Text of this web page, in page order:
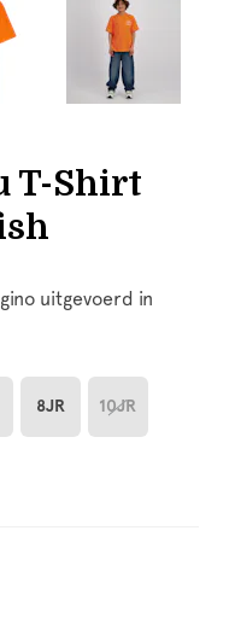
T-Shirt
uitgevoerd in
8JR 10JR